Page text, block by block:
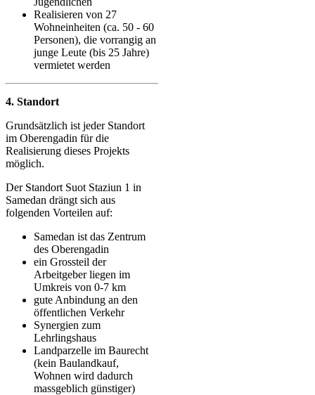
Realisieren von 27
Wohneinheiten (ca. 50 - 60
Personen), die vorrangig an
junge Leute (bis 25 Jahre)
vermietet werden
4. Standort
Grundsätzlich ist jeder Standort
im Oberengadin für die
Realisierung dieses Projekts
möglich.
Der Standort Suot Staziun 1 in
Samedan drängt sich aus
folgenden Vorteilen auf:
Samedan ist das Zentrum
des Oberengadin
ein Grossteil der
Arbeitgeber liegen im
Umkreis von 0-7 km
gute Anbindung an den
öffentlichen Verkehr
Synergien zum
Lehrlingshaus
Landparzelle im Baurecht
(kein Baulandkauf,
Wohnen wird dadurch
massgeblich günstiger)